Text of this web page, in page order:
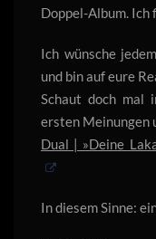
Doppel-Album.
Ich wünsche
und bin auf eure
Schaut doch mal
ersten Meinungen
Dual | »Deine
In diesem Sinne: